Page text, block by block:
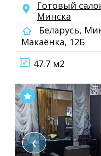
Готовый
Минска
Беларусь,
Макаёнка, 12Б
47.7 м2
❮